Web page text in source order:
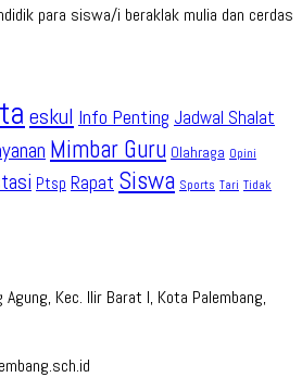
para siswa/i beraklak mulia dan cerdas
eskul Info Penting Jadwal Shalat
Mimbar Guru Olahraga Opini
Ptsp Rapat Siswa Sports Tari Tidak
Kec. Ilir Barat I, Kota Palembang,